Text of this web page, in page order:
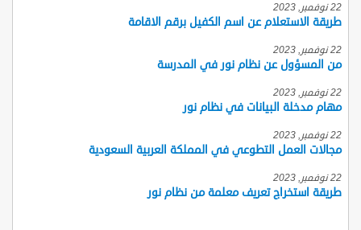
22 نوفمبر, 2023
طريقة الاستعلام عن اسم الكفيل برقم الاقامة
22 نوفمبر, 2023
من المسؤول عن نظام نور في المدرسة
22 نوفمبر, 2023
مهام مدخلة البيانات في نظام نور
22 نوفمبر, 2023
مجالات العمل التطوعي في المملكة العربية السعودية
22 نوفمبر, 2023
طريقة استخراج تعريف معلمة من نظام نور